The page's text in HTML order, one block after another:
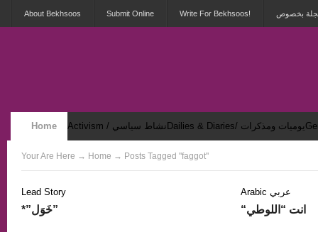
About Bekhsoos Submit Online Write For Bekhsoos! بخصوص
Home Activism / نشاط سياسي Dailies & Diaries/ يوميات ومذكرات
Security & Violence / أمان وعنف Your Are Here → Home → Posts Tagged "faggot"
Lead Story
*”خَوَل”
Arabic عربي
“انت “اللوطي